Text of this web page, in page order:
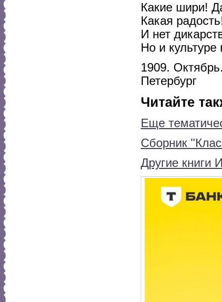
Какие шири!
Какая
И нет
Но и культуре
1909.
Петербург
Читайте
Еще
Сборник
Другие книги